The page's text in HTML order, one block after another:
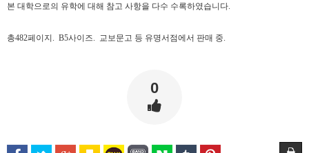
본 대학으로의 유학에 대해 참고 사항을 다수 수록하였습니다.
총482페이지. B5사이즈. 교보문고 등 유명서점에서 판매 중.
0